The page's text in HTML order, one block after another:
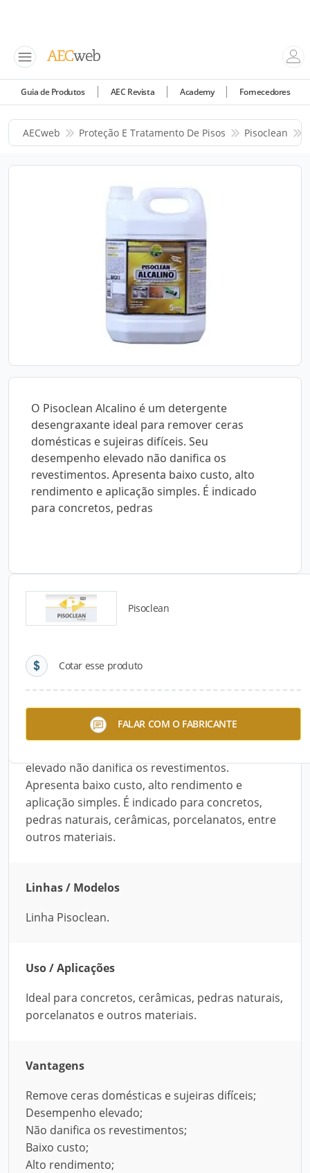
Guia de Produtos AEC Revista Academy Fornecedores
AECweb Proteção E Tratamento De Pisos Pisoclean
O Pisoclean Alcalino é um detergente
desengraxante ideal para remover ceras
domésticas e sujeiras difíceis. Seu
desempenho elevado não danifica os
revestimentos. Apresenta baixo custo, alto
rendimento e aplicação simples. É indicado
para concretos, pedras
Pisoclean
Cotar esse produto
FALAR COM O FABRICANTE
Detalhes do produto
Descrição do Produto
O Pisoclean Alcalino é um detergente
desengraxante ideal para remover ceras
elevado não danifica os revestimentos.
Apresenta baixo custo, alto rendimento e
aplicação simples. É indicado para concretos,
pedras naturais, cerâmicas, porcelanatos, entre
outros materiais.
Linhas / Modelos
Linha Pisoclean.
Uso / Aplicações
Ideal para concretos, cerâmicas, pedras naturais,
porcelanatos e outros materiais.
Vantagens
Remove ceras domésticas e sujeiras difíceis;
Desempenho elevado;
Não danifica os revestimentos;
Baixo custo;
Alto rendimento;